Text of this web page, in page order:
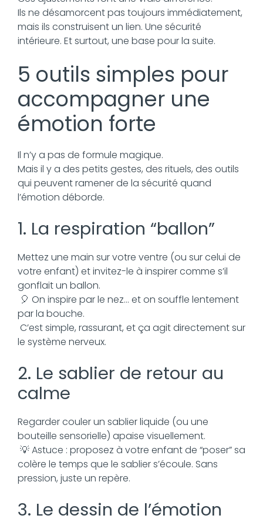
Ils ne désamorcent pas toujours immédiatement,
mais ils construisent un lien. Une sécurité
intérieure. Et surtout, une base pour la suite.
5 outils simples pour
accompagner une
émotion forte
Il n’y a pas de formule magique.
Mais il y a des petits gestes, des rituels, des outils
qui peuvent ramener de la sécurité quand
l’émotion déborde.
1. La respiration “ballon”
Mettez une main sur votre ventre (ou sur celui de
votre enfant) et invitez-le à inspirer comme s’il
gonflait un ballon.
🎈 On inspire par le nez… et on souffle lentement
par la bouche.
C’est simple, rassurant, et ça agit directement sur
le système nerveux.
2. Le sablier de retour au
calme
Regarder couler un sablier liquide (ou une
bouteille sensorielle) apaise visuellement.
💡 Astuce : proposez à votre enfant de “poser” sa
colère le temps que le sablier s’écoule. Sans
pression, juste un repère.
3. Le dessin de l’émotion